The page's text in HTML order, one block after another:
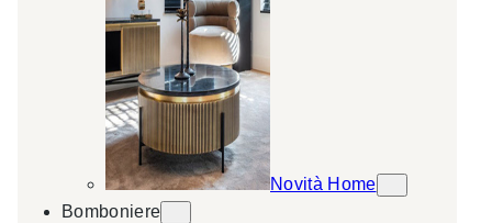
Novità Home
Bomboniere